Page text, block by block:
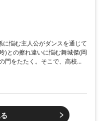
悩む主人公がダンスを通じて
)との擦れ違いに悩む舞城傑(岡
門をたたく。そこで、高校...